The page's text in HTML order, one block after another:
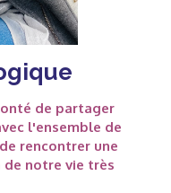
de partager
l'ensemble de
rencontrer une
de notre vie très